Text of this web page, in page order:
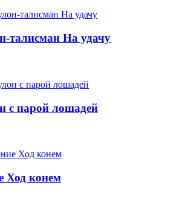
талисман На удачу
с парой лошадей
Ход конем